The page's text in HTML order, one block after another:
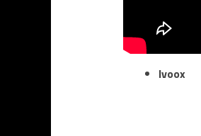
Ivoox